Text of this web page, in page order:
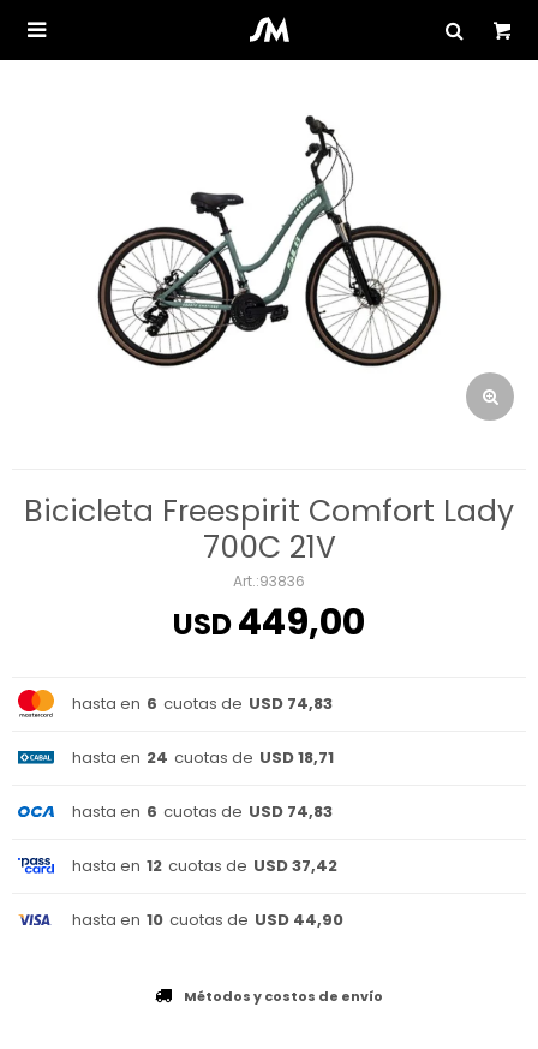

Bicicleta Freespirit Comfort Lady
700C 21V
93836
USD449,00
hasta en 6 cuotas de USD 74,83
hasta en 24 cuotas de USD 18,71
hasta en 6 cuotas de USD 74,83
hasta en 12 cuotas de USD 37,42
hasta en 10 cuotas de USD 44,90
Métodos y costos de envío